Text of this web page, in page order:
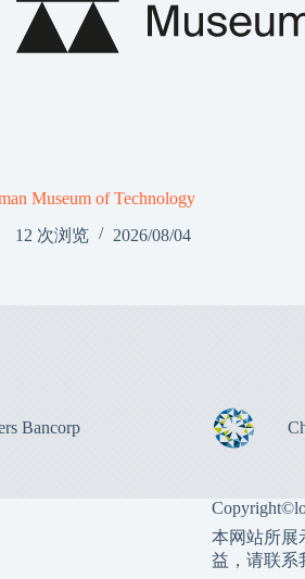
Museum of Technology
12 次浏览
2026/08/04
Bancorp
Copyright©
本网站所展
益，请联系